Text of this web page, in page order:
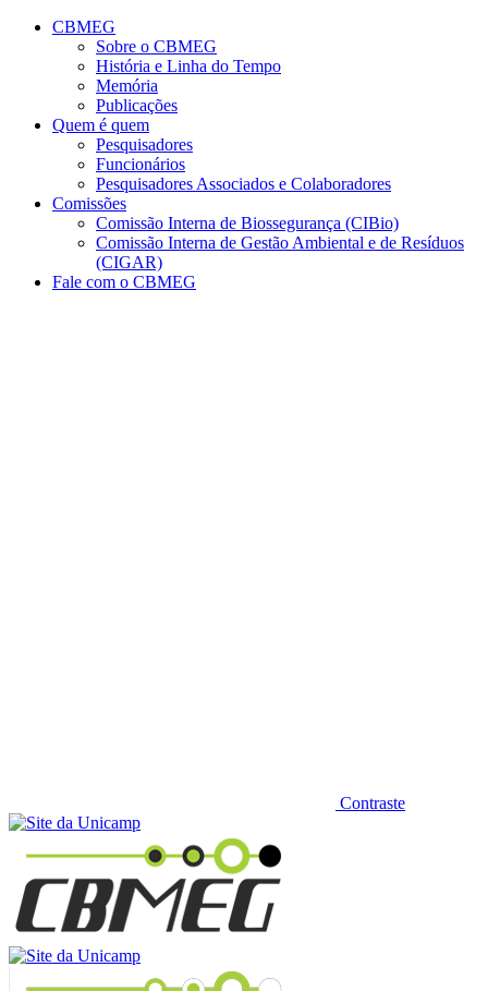
Conteúdo principal
CBMEG
Sobre o CBMEG
História e Linha do Tempo
Memória
Publicações
Quem é quem
Pesquisadores
Funcionários
Pesquisadores Associados e Colaboradores
Comissões
Comissão Interna de Biossegurança (CIBio)
Comissão Interna de Gestão Ambiental e de Resíduos
(CIGAR)
Fale com o CBMEG
Contraste